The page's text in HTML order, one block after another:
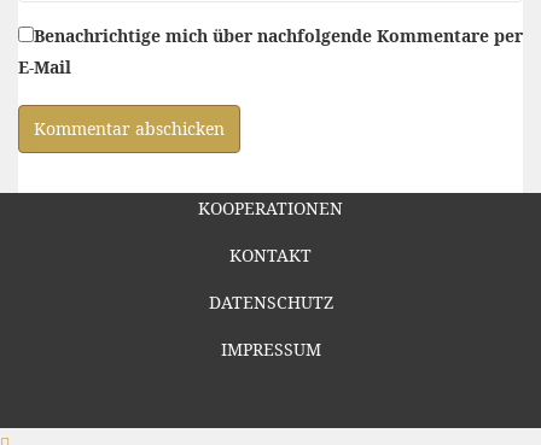
Benachrichtige mich über nachfolgende Kommentare per
E-Mail
KOOPERATIONEN
KONTAKT
DATENSCHUTZ
IMPRESSUM